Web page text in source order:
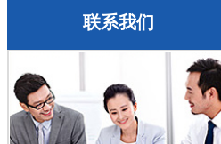
联系我们